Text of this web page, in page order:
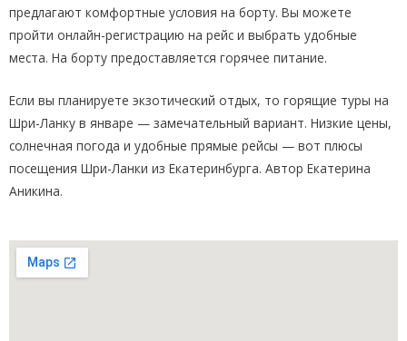
предлагают комфортные условия на борту. Вы можете
пройти онлайн-регистрацию на рейс и выбрать удобные
места. На борту предоставляется горячее питание.
Если вы планируете экзотический отдых, то горящие туры на
Шри-Ланку в январе — замечательный вариант. Низкие цены,
солнечная погода и удобные прямые рейсы — вот плюсы
посещения Шри-Ланки из Екатеринбурга. Автор Екатерина
Аникина.